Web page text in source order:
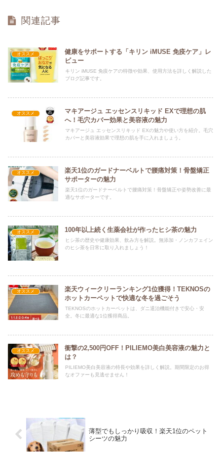
関連記事
オススメ
健康をサポートする「キリン iMUSE 免疫ケア」レ
ビュー
キリン iMUSE 免疫ケアの特徴や効果、使用方法を詳しく解説した
ブログ記事です。
オススメ
マキアージュ エッセンスリキッド EXで理想の肌
へ！毛穴カバー効果と美容液の魅力
マキアージュ エッセンスリキッド EXの魅力や使い方を紹介。毛穴
カバーと美容液効果で理想の肌を手に入れましょう。
オススメ
楽天1位のガードナーベルトで腰痛対策！骨盤矯正
サポーターの魅力
楽天1位のガードナーベルトで腰痛対策！骨盤矯正や姿勢改善に最
適なサポーターです。
オススメ 100年以上続く生薬会社が作ったヒシ茶の魅力
ヒシ茶の歴史や健康効果、飲み方を解説。無添加・ノンカフェイン
のヒシ茶を日常に取り入れましょう！
オススメ
楽天ウィークリーランキング1位獲得！TEKNOSの
ホットカーペットで快適な冬を過ごそう
TEKNOSのホットカーペットは、ダニ退治機能付きで安心・安
全。冬に最適な1位獲得商品。
オススメ
衝撃の2,500円OFF！PILIEMO美白美容液の魅力と
は？
PILIEMO美白美容液の特長や効果を詳しく解説。期間限定のお得
なオファーも見逃せません！
薄型でもしっかり吸収！楽天1位のペット
シーツの魅力